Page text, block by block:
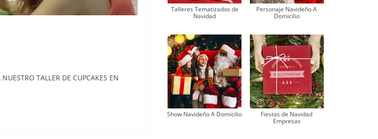
TALLER DE CUPCAKES EN
Talleres Tematizados de
Navidad
Personaje Navideño A
Domicilio
Show Navideño A Domicilio
Fiestas de Navidad
Empresas